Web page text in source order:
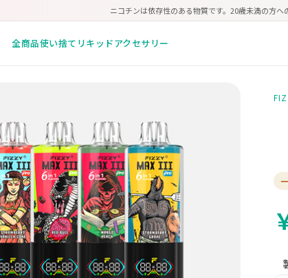
ニコチンは依存性のある物質です。20歳未満の方へ
全商品使い捨て リキッドアクセサリー